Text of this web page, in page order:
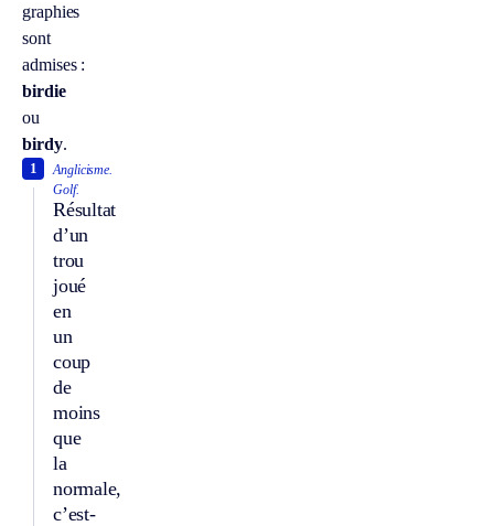
graphies
sont
admises :
birdie
ou
birdy.
Anglicisme.
Golf.
Résultat
d’un
trou
joué
en
un
coup
de
moins
que
la
normale,
c’est-
1